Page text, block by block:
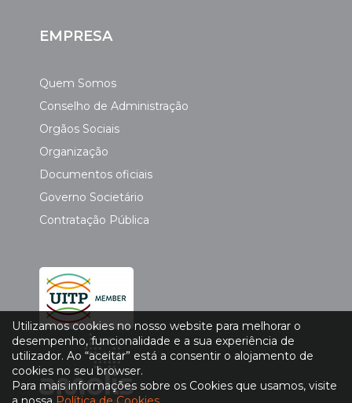
EMPRESA
Quem Somos
Conselho de Administração
Orgãos Sociais
Organização
Documentos oficiais
Governo Societário
Contratação Pública
Utilizamos cookies no nosso website para melhorar o
desempenho, funcionalidade e a sua experiência de
utilizador. Ao “aceitar” está a consentir o alojamento de
cookies no seu browser.
Para mais informações sobre os Cookies que usamos, visite